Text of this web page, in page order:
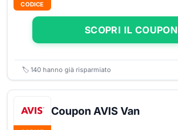
CODICE
SCOPRI IL COUPON
🏷️ 140 hanno già risparmiato
Coupon AVIS Van